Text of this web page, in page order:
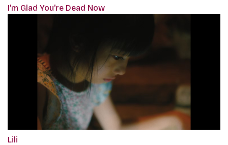
I'm Glad You're Dead Now
Lili